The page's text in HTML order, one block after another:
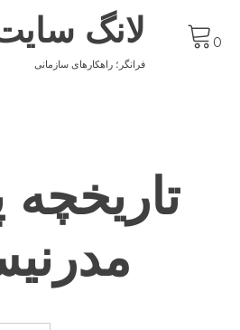
content
لانگ
فرانگر؛ راهکارهای سازمانی
0